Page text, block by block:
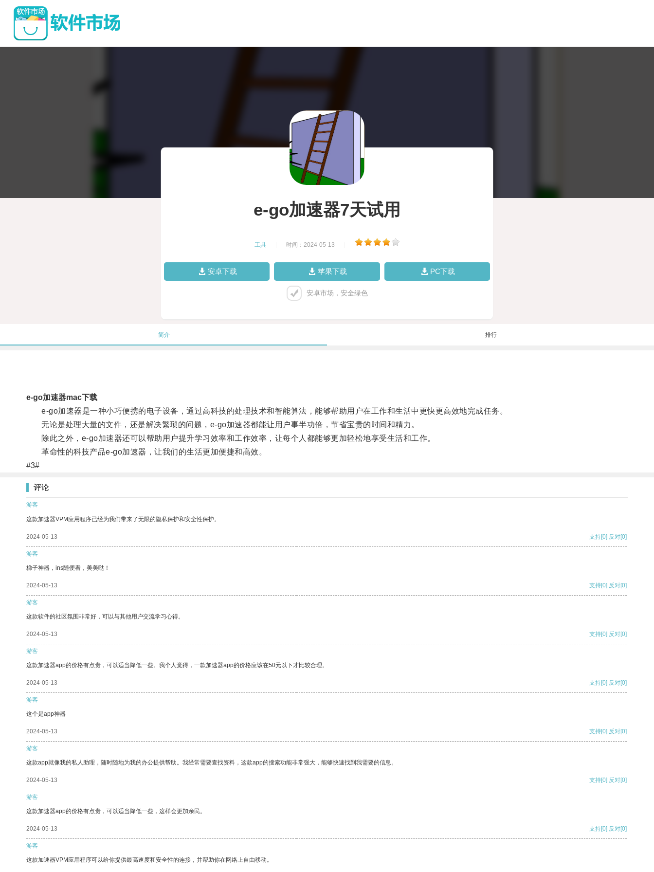
e-go加速器7天试用
工具 时间：2024-05-13
安卓下载 苹果下载 PC下载
安卓市场，安全绿色
简介 排行
e-go加速器mac下载
e-go加速器是一种小巧便携的电子设备，通过高科技的处理技术和智能算法，能够帮助用户在工作和生活中更快更高效地完成任务。
无论是处理大量的文件，还是解决繁琐的问题，e-go加速器都能让用户事半功倍，节省宝贵的时间和精力。
除此之外，e-go加速器还可以帮助用户提升学习效率和工作效率，让每个人都能够更加轻松地享受生活和工作。
革命性的科技产品e-go加速器，让我们的生活更加便捷和高效。
#3#
评论
游客
这款加速器VPM应用程序已经为我们带来了无限的隐私保护和安全性保护。
2024-05-13 支持[0] 反对[0]
游客
梯子神器，ins随便看，美美哒！
2024-05-13 支持[0] 反对[0]
游客
这款软件的社区氛围非常好，可以与其他用户交流学习心得。
2024-05-13 支持[0] 反对[0]
游客
这款加速器app的价格有点贵，可以适当降低一些。我个人觉得，一款加速器app的价格应该在50元以下才比较合理。
2024-05-13 支持[0] 反对[0]
游客
这个是app神器
2024-05-13 支持[0] 反对[0]
游客
这款app就像我的私人助理，随时随地为我的办公提供帮助。我经常需要查找资料，这款app的搜索功能非常强大，能够快速找到我需要的信息。
2024-05-13 支持[0] 反对[0]
游客
这款加速器app的价格有点贵，可以适当降低一些，这样会更加亲民。
2024-05-13 支持[0] 反对[0]
游客
这款加速器VPM应用程序可以给你提供最高速度和安全性的连接，并帮助你在网络上自由移动。